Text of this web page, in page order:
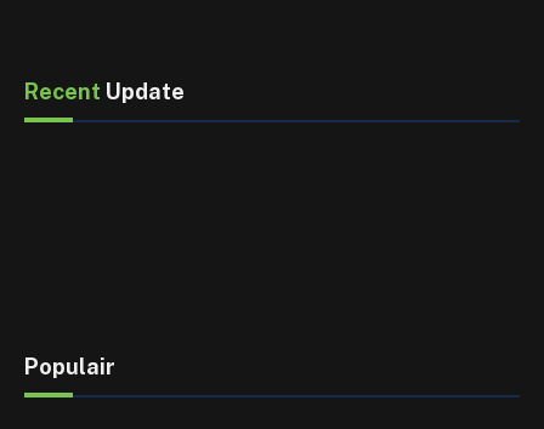
Recent Update
Populair